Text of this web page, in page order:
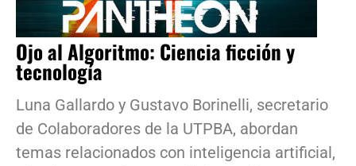
Ojo al Algoritmo: Ciencia ficción y
tecnología
Luna Gallardo y Gustavo Borinelli, secretario
de Colaboradores de la UTPBA, abordan
temas relacionados con inteligencia artificial,